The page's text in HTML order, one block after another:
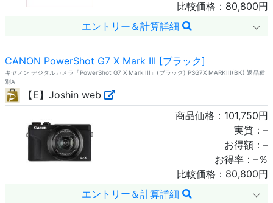
比較価格： 80,800円
エントリー＆計算詳細
CANON PowerShot G7 X Mark III [ブラック]
キヤノン デジタルカメラ「PowerShot G7 X Mark III」(ブラック) PSG7X MARKIII(BK) 返品種
別A
【E】Joshin web
商品価格： 101,750円
実質： –
お得額： –
お得率： –％
比較価格： 80,800円
エントリー＆計算詳細